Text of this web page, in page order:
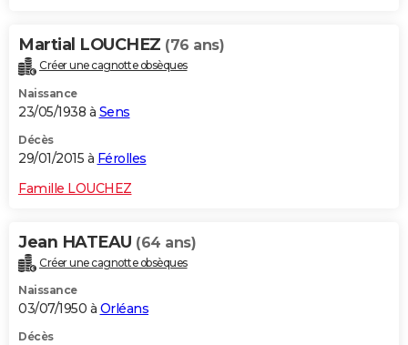
Martial LOUCHEZ (76 ans)
Créer une cagnotte obsèques
Naissance
23/05/1938 à Sens
Décès
29/01/2015 à Férolles
Famille LOUCHEZ
Jean HATEAU (64 ans)
Créer une cagnotte obsèques
Naissance
03/07/1950 à Orléans
Décès